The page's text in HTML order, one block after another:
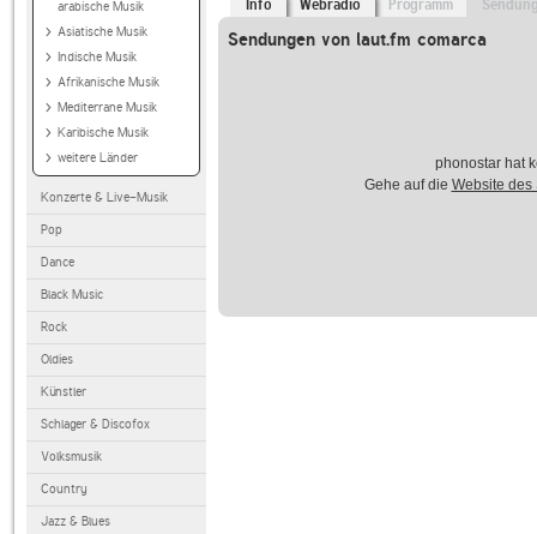
arabische Musik
Asiatische Musik
Indische Musik
Afrikanische Musik
Mediterrane Musik
Karibische Musik
weitere Länder
Konzerte & Live-Musik
Pop
Dance
Black Music
Rock
Oldies
Künstler
Schlager & Discofox
Volksmusik
Country
Jazz & Blues
Info Webradio Programm
Sendungen von laut.fm comarca
phonostar hat
Gehe auf die Website des